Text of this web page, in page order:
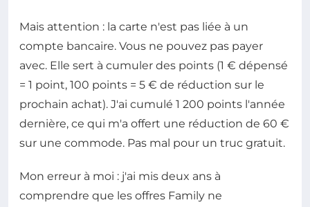
Mais attention : la carte n'est pas liée à un
compte bancaire. Vous ne pouvez pas payer
avec. Elle sert à cumuler des points (1 € dépensé
= 1 point, 100 points = 5 € de réduction sur le
prochain achat). J'ai cumulé 1 200 points l'année
dernière, ce qui m'a offert une réduction de 60 €
sur une commode. Pas mal pour un truc gratuit.
Mon erreur à moi : j'ai mis deux ans à
comprendre que les offres Family ne